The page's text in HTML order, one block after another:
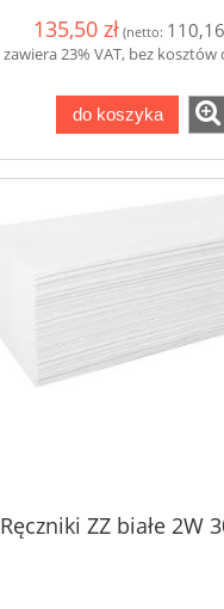
135,50 zł (netto:
zawiera 23% VAT, bez
do koszyka
Ręczniki ZZ białe 2W